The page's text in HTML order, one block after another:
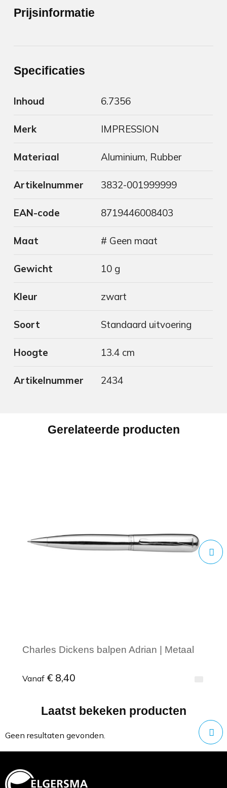
Prijsinformatie
Specificaties
Inhoud 6.7356
Merk IMPRESSION
Materiaal Aluminium, Rubber
Artikelnummer 3832-001999999
EAN-code 8719446008403
Maat # Geen maat
Gewicht 10 g
Kleur zwart
Soort Standaard uitvoering
Hoogte 13.4 cm
Artikelnummer 2434
Gerelateerde producten
Charles Dickens balpen Adrian | Metaal
Vanaf € 8,40
Minimale afname: 1
Laatst bekeken producten
Geen resultaten gevonden.